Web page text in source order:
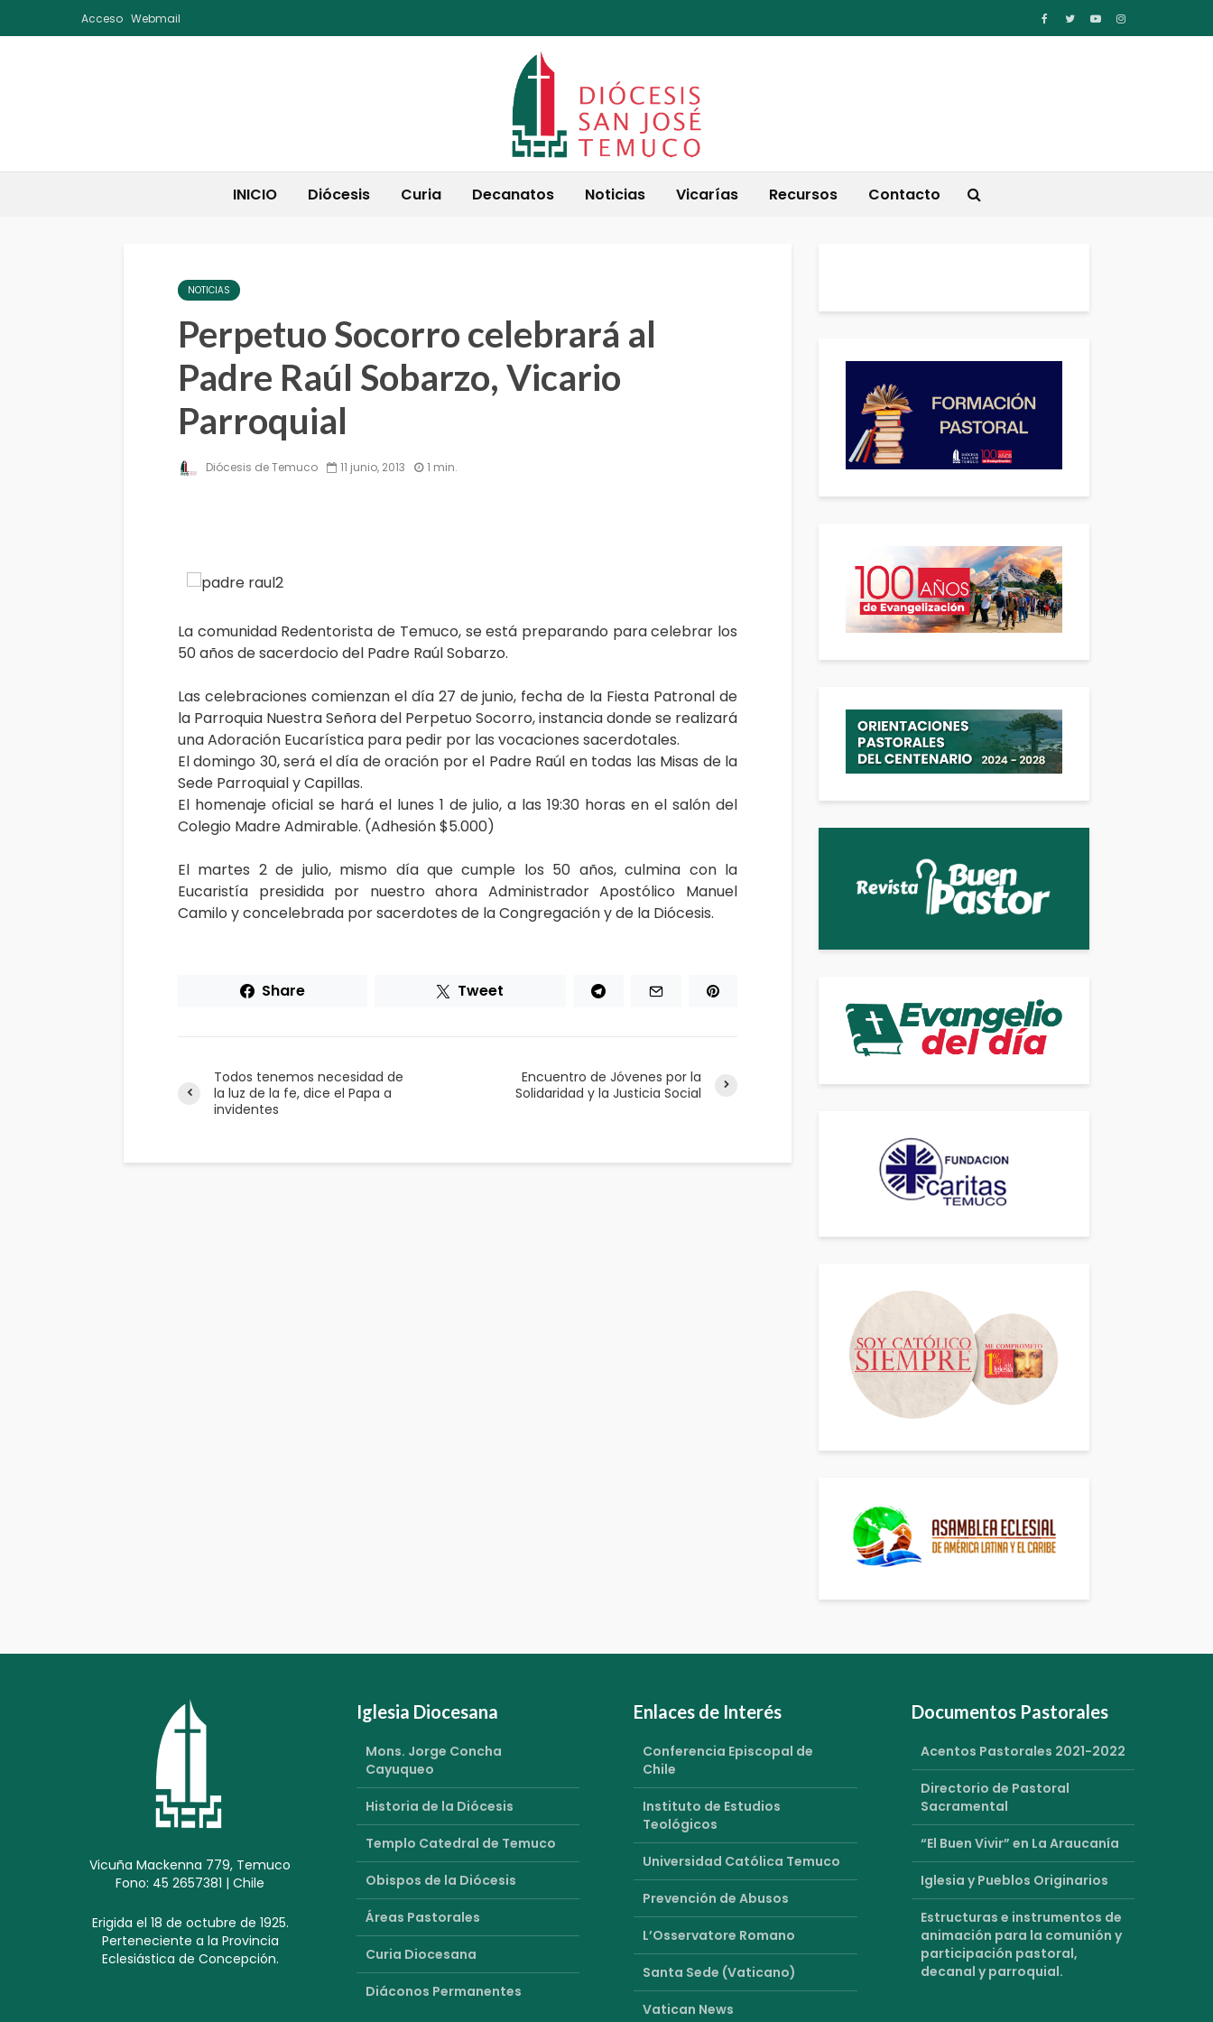
Acceso Webmail
INICIO Diócesis Curia Decanatos Noticias Vicarías Recursos Contacto
NOTICIAS
Perpetuo Socorro celebrará al
Padre Raúl Sobarzo, Vicario
Parroquial
Diócesis de Temuco 11 junio, 2013 1 min.
La comunidad Redentorista de Temuco, se está preparando para celebrar los
50 años de sacerdocio del Padre Raúl Sobarzo.
Las celebraciones comienzan el día 27 de junio, fecha de la Fiesta Patronal de
la Parroquia Nuestra Señora del Perpetuo Socorro, instancia donde se realizará
una Adoración Eucarística para pedir por las vocaciones sacerdotales.
El domingo 30, será el día de oración por el Padre Raúl en todas las Misas de la
Sede Parroquial y Capillas.
El homenaje oficial se hará el lunes 1 de julio, a las 19:30 horas en el salón del
Colegio Madre Admirable. (Adhesión $5.000)
El martes 2 de julio, mismo día que cumple los 50 años, culmina con la
Eucaristía presidida por nuestro ahora Administrador Apostólico Manuel
Camilo y concelebrada por sacerdotes de la Congregación y de la Diócesis.
Share Tweet
Todos tenemos necesidad de
la luz de la fe, dice el Papa a
invidentes
Encuentro de Jóvenes por la
Solidaridad y la Justicia Social
Vicuña Mackenna 779, Temuco
Fono: 45 2657381 | Chile
Erigida el 18 de octubre de 1925.
Perteneciente a la Provincia
Eclesiástica de Concepción.
Iglesia Diocesana
Mons. Jorge Concha
Cayuqueo
Historia de la Diócesis
Templo Catedral de Temuco
Obispos de la Diócesis
Áreas Pastorales
Curia Diocesana
Diáconos Permanentes
Enlaces de Interés
Conferencia Episcopal de
Chile
Instituto de Estudios
Teológicos
Universidad Católica Temuco
Prevención de Abusos
L’Osservatore Romano
Santa Sede (Vaticano)
Vatican News
Documentos Pastorales
Acentos Pastorales 2021-2022
Directorio de Pastoral
Sacramental
“El Buen Vivir” en La Araucanía
Iglesia y Pueblos Originarios
Estructuras e instrumentos de
animación para la comunión y
participación pastoral,
decanal y parroquial.